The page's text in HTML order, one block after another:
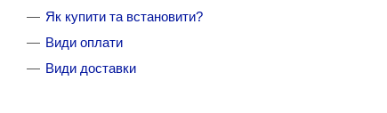
Як купити та встановити?
Види оплати
Види доставки